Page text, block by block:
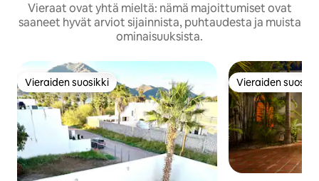
Vieraat ovat yhtä mieltä: nämä majoittumiset ovat
saaneet hyvät arviot sijainnista, puhtaudesta ja muista
ominaisuuksista.
Vieraiden suosikki
Vieraiden suosikki Vieraiden
Vieraiden